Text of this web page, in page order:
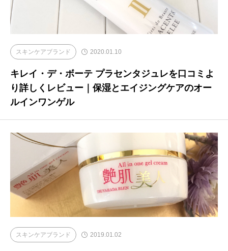
スキンケアブランド 2020.01.10
キレイ・デ・ボーテ プラセンタジュレを口コミよ
り詳しくレビュー｜保湿とエイジングケアのオー
ルインワンゲル
スキンケアブランド 2019.01.02